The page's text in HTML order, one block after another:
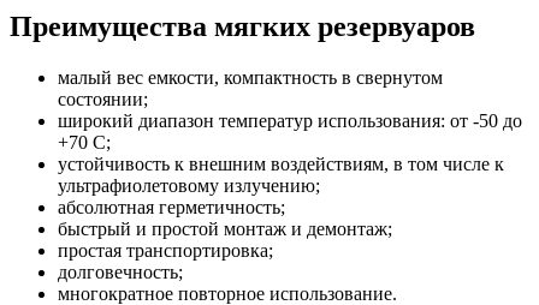
Преимущества мягких резервуаров
малый вес емкости, компактность в свернутом
состоянии;
широкий диапазон температур использования: от -50 до
+70 С;
устойчивость к внешним воздействиям, в том числе к
ультрафиолетовому излучению;
абсолютная герметичность;
быстрый и простой монтаж и демонтаж;
простая транспортировка;
долговечность;
многократное повторное использование.